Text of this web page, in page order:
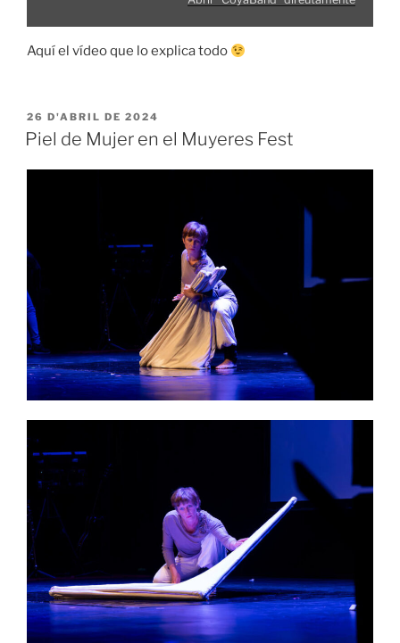
Aquí el vídeo que lo explica todo
ESPUBLIZÁU
EN
26 D'ABRIL DE 2024
Piel de Mujer en el Muyeres Fest